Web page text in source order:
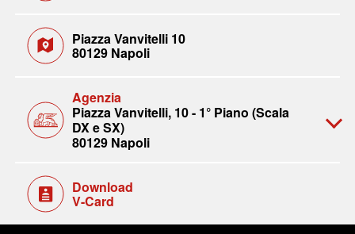
Piazza Vanvitelli 10
80129 Napoli
Agenzia
Piazza Vanvitelli, 10 - 1° Piano (Scala
DX e SX)
80129 Napoli
Download
V-Card